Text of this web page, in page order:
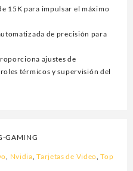
15K para impulsar el máximo
de precisión para
ajustes de
térmicos y supervisión del
GAMING
, Nvidia,Tarjetas de Video,Top